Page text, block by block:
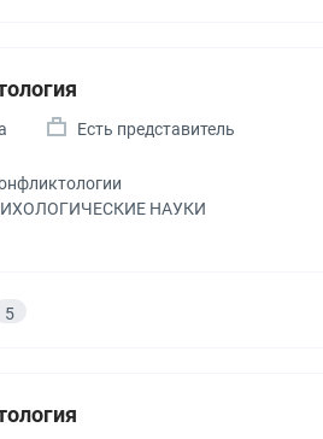
Есть представитель
НАУКИ
5